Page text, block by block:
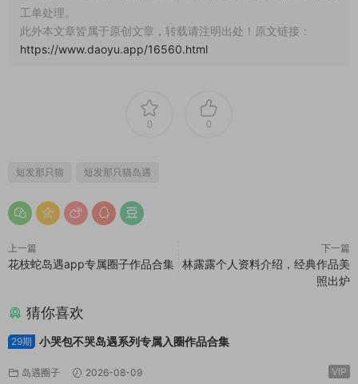
工单处理。
此外本文章皆属于原创文章，转载请注明出处！原文链接：
https://www.daoyu.app/16560.html
0 0
短发那只猫 短发那只猫岛遇
上一篇
花枝蛇岛遇app专属圈子作品合集
下一篇
林露露个人资料介绍，经典作品美
照出炉
猜你喜欢
29期 小哭包不哭岛遇系列专属入圈作品合集
岛遇圈子 2026-08-09 VIP